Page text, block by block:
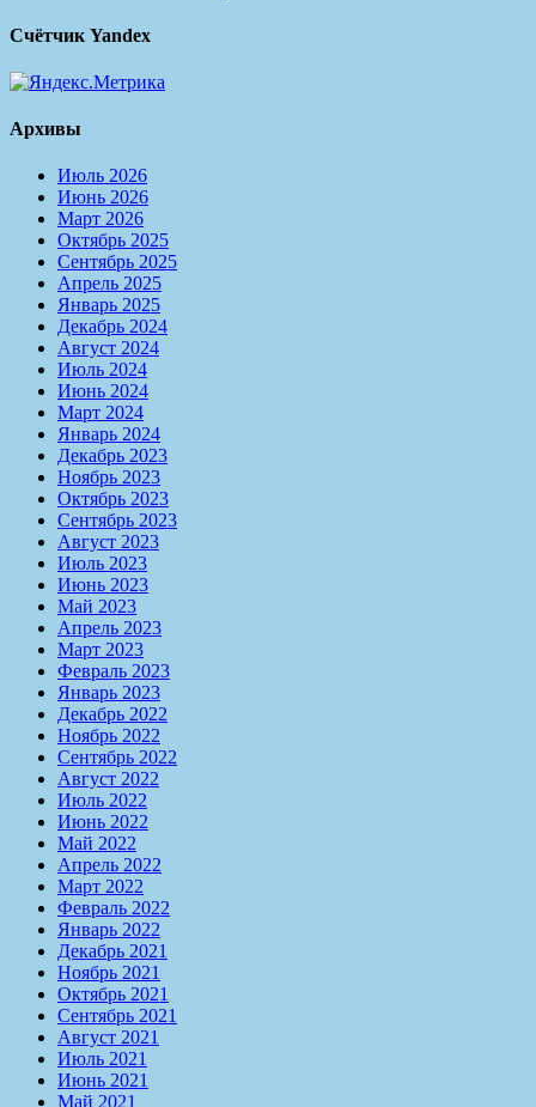
Счётчик Yandex
Архивы
Июль 2026
Июнь 2026
Март 2026
Октябрь 2025
Сентябрь 2025
Апрель 2025
Январь 2025
Декабрь 2024
Август 2024
Июль 2024
Июнь 2024
Март 2024
Январь 2024
Декабрь 2023
Ноябрь 2023
Октябрь 2023
Сентябрь 2023
Август 2023
Июль 2023
Июнь 2023
Май 2023
Апрель 2023
Март 2023
Февраль 2023
Январь 2023
Декабрь 2022
Ноябрь 2022
Сентябрь 2022
Август 2022
Июль 2022
Июнь 2022
Май 2022
Апрель 2022
Март 2022
Февраль 2022
Январь 2022
Декабрь 2021
Ноябрь 2021
Октябрь 2021
Сентябрь 2021
Август 2021
Июль 2021
Июнь 2021
Май 2021